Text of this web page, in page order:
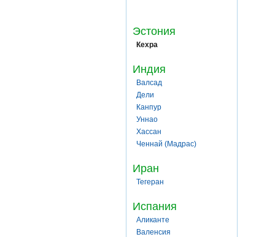
Эстония
Кехра
Индия
Валсад
Дели
Канпур
Уннао
Хассан
Ченнай (Мадрас)
Иран
Тегеран
Испания
Аликанте
Валенсия